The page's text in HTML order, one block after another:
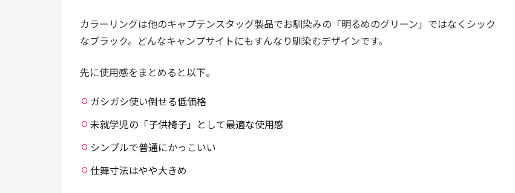
カラーリングは他のキャプテンスタッグ製品でお馴染みの「明るめのグリーン」ではなくシック
なブラック。どんなキャンプサイトにもすんなり馴染むデザインです。
先に使用感をまとめると以下。
ガシガシ使い倒せる低価格
未就学児の「子供椅子」として最適な使用感
シンプルで普通にかっこいい
仕舞寸法はやや大きめ